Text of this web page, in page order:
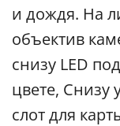
и дождя. На
объектив
снизу LED
цвете, Снизу
слот для